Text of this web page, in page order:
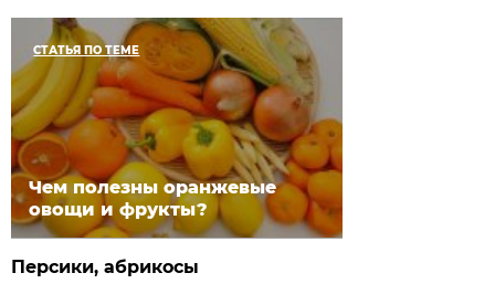
СТАТЬЯ ПО ТЕМЕ
Чем полезны оранжевые
овощи и фрукты?
Персики, абрикосы